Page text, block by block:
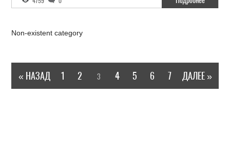
Non-existent category
« НАЗАД 1 2 3 4 5 6 7 ДАЛЕЕ »